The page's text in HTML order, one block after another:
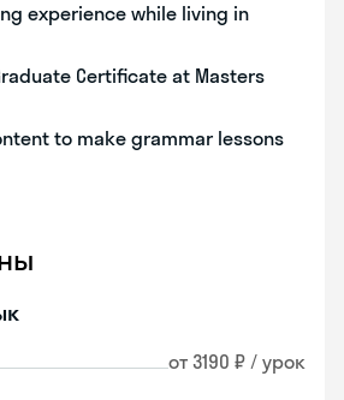
experience while living in
Certificate at Masters
to make grammar lessons
от 3190 ₽ / урок